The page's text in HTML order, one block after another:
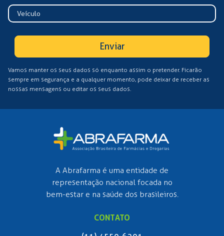
Enviar
Vamos manter os seus dados só enquanto assim o pretender. Ficarão
sempre em segurança e a qualquer momento, pode deixar de receber as
nossas mensagens ou editar os seus dados.
A Abrafarma é uma entidade de
representação nacional focada no
bem-estar e na saúde dos brasileiros.
CONTATO